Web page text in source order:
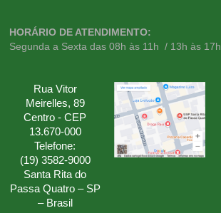
HORÁRIO DE ATENDIMENTO:
Segunda a Sexta das 08h às 11h / 13h às 17h
Rua Vitor
Meirelles, 89
Centro - CEP
13.670-000
Telefone:
(19) 3582-9000
Santa Rita do
Passa Quatro – SP
– Brasil